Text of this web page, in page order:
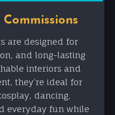
are designed for
and long-lasting
interiors and
they’re ideal for
dancing,
everyday fun while